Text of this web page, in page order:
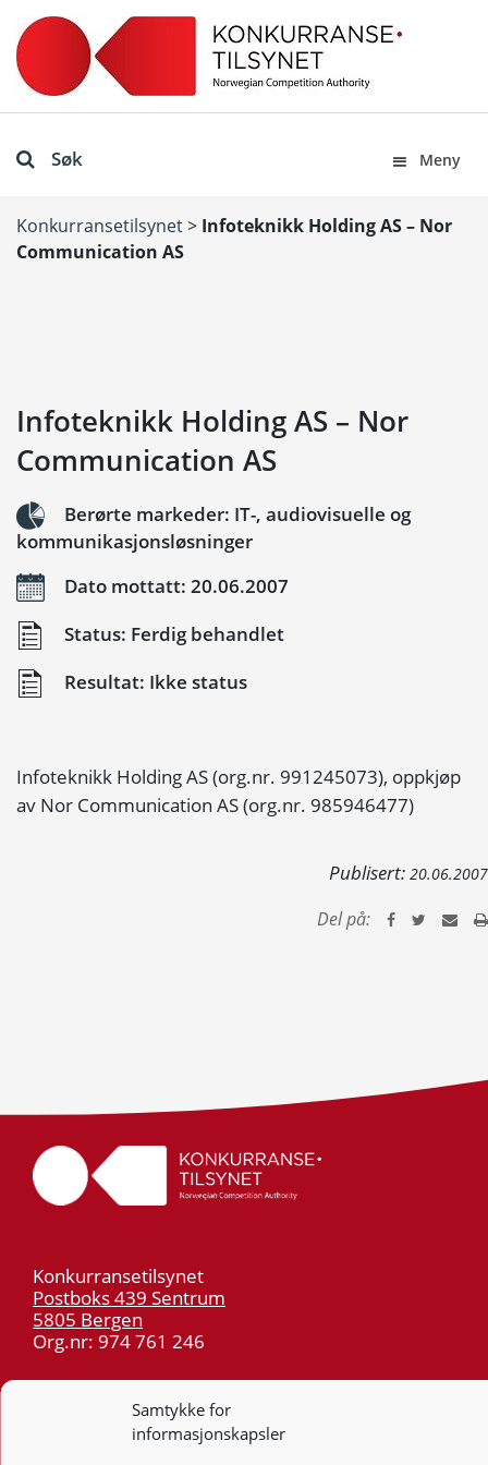
Samtykke for
informasjonskapsler
Søk Meny
Konkurransetilsynet> Infoteknikk Holding AS – Nor
Communication AS
Infoteknikk Holding AS – Nor
Communication AS
Berørte markeder: IT-, audiovisuelle og
kommunikasjonsløsninger
Dato mottatt: 20.06.2007
Status: Ferdig behandlet
Resultat: Ikke status
Infoteknikk Holding AS (org.nr. 991245073), oppkjøp
av Nor Communication AS (org.nr. 985946477)
Publisert: 20.06.2007
Del på:
Konkurransetilsynet
Postboks 439 Sentrum
5805 Bergen
Org.nr: 974 761 246
55 59 75 00
post@kt.no